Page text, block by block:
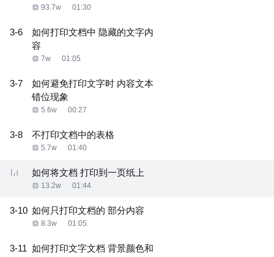
93.7w 01:30
3-6
如何打印文档中 隐藏的文字内
容
7w 01:05
3-7
如何避免打印文字时 内容文本
错位现象
5.6w 00:27
3-8 不打印文档中的表格
5.7w 01:40
如何将文档 打印到一页纸上
13.2w 01:44
3-10 如何只打印文档的 部分内容
8.3w 01:05
3-11 如何打印文字文档 背景颜色和